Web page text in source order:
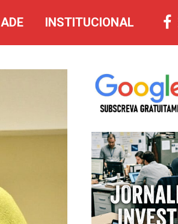
INSTITUCIONAL